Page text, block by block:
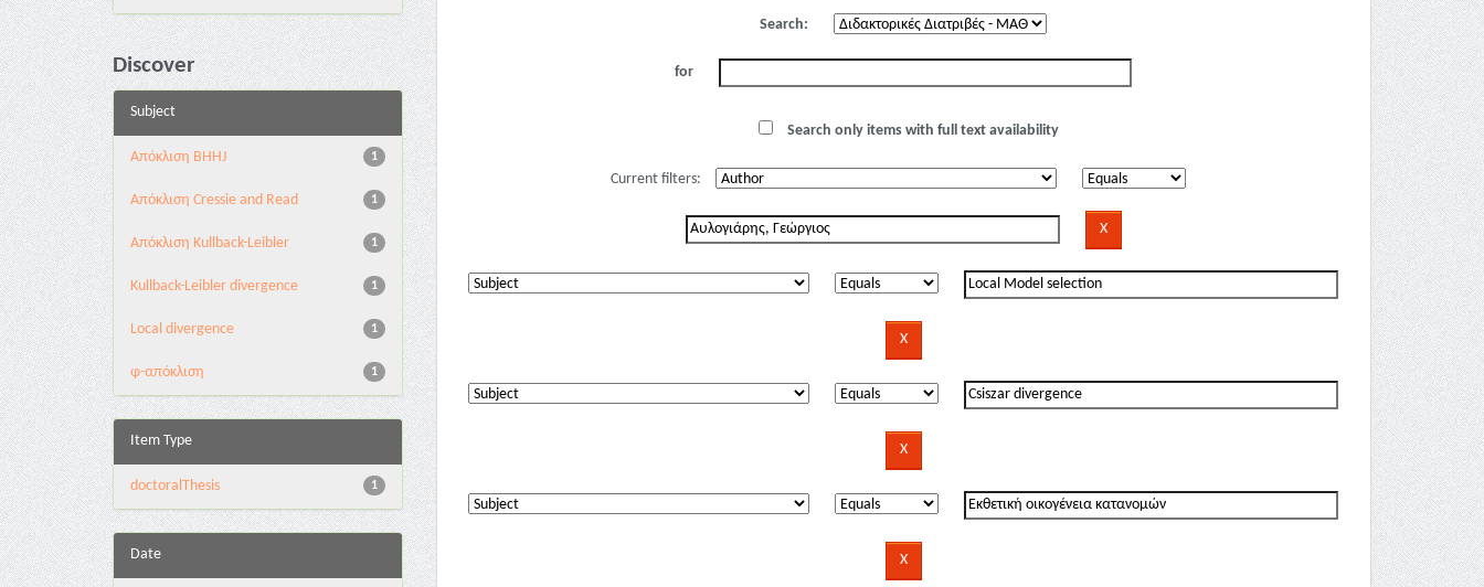
Discover
Subject
1
Aπόκλιση BHHJ
1
Aπόκλιση Cressie and Read
1
Aπόκλιση Kullback-Leibler
1
Kullback-Leibler divergence
1
Local divergence
1
φ-απόκλιση
Item Type
1
doctoralThesis
Date
Search:
for
Search only items with full text availability
Current filters: